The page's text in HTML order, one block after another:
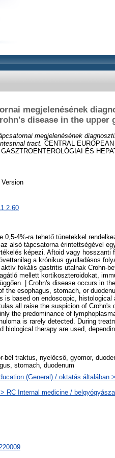
megjelenésének
disease in the
megjelenésének
tract. CENTRAL
ÉS
0,5-4%-ra tehető tünetekkel
alsó tápcsatorna érintettségével
képezi. Aftoid vagy
a krónikus gyulladásos
fokális gastritis utalnak Crohn-
mellett kortikoszteroidokat,
| Crohn's disease occurs in
the esophagus, stomach, or
based on endoscopic, histological
all raise the suspicion of Crohn's
the predominance of
is rarely detected. During
therapy are used,
bél traktus, nyelőcső, gyomor,
stomach, duodenum
(General) / oktatás általában
RC Internal medicine /